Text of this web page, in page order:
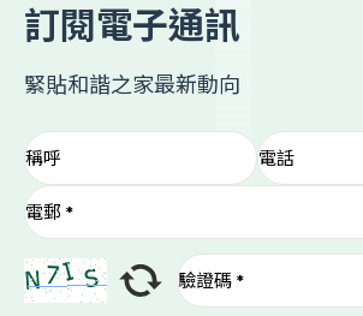
訂閱電子通訊
緊貼和諧之家最新動向